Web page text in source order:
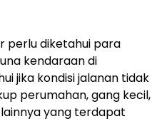
perlu diketahui para
kendaraan di
jika kondisi jalanan tidak
perumahan, gang kecil,
yang terdapat